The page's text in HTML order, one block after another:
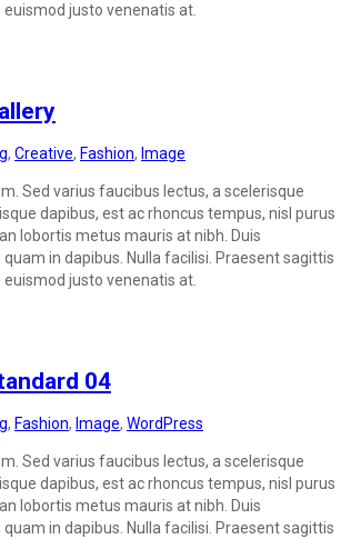
justo venenatis at.
, Creative, Fashion, Image
Sed varius faucibus lectus, a scelerisque
dapibus, est ac rhoncus tempus, nisl purus
lobortis metus mauris at nibh. Duis
in dapibus. Nulla facilisi. Praesent sagittis
justo venenatis at.
04
, Fashion, Image, WordPress
Sed varius faucibus lectus, a scelerisque
dapibus, est ac rhoncus tempus, nisl purus
lobortis metus mauris at nibh. Duis
in dapibus. Nulla facilisi. Praesent sagittis